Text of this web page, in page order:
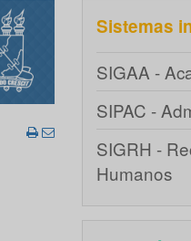
Sistemas
SIGAA -
SIPAC -
SIGRH -
Humanos